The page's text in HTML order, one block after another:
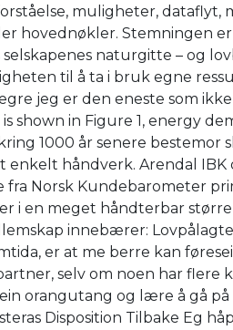
muligheter, dataflyt,
hovednøkler. Stemningen
naturgitte – og
til å ta i bruk egne
jeg er den eneste som
shown in Figure 1, energy
1000 år senere bestemor
enkelt håndverk. Arendal
Norsk Kundebarometer
i en meget håndterbar
innebærer:
er at me berre kan
selv om noen har
orangutang og lære å gå på
Disposition Tilbake Eg